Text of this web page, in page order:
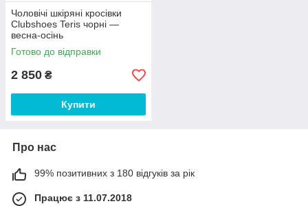
Чоловічі шкіряні кросівки
Clubshoes Teris чорні —
весна-осінь
Готово до відправки
2 850 ₴
Купити
Про нас
99% позитивних з 180 відгуків за рік
Працює з 11.07.2018